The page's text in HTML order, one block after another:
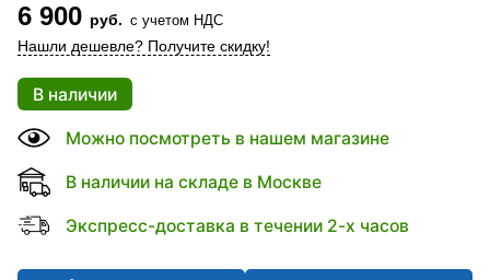
6 900 руб. с учетом НДС
Нашли дешевле? Получите скидку!
В наличии
Можно посмотреть в нашем магазине
В наличии на складе в Москве
Экспресс-доставка в течении 2-х часов